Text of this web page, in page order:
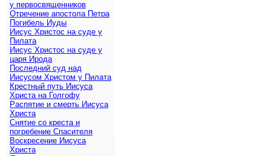
у первосвященников
Отречение апостола Петра
Погибель Иуды
Иисус Христос на суде у
Пилата
Иисус Христос на суде у
царя Ирода
Последний суд над
Иисусом Христом у Пилата
Крестный путь Иисуса
Христа на Голгофу
Распятие и смерть Иисуса
Христа
Снятие со креста и
погребение Спасителя
Воскресение Иисуса
Христа